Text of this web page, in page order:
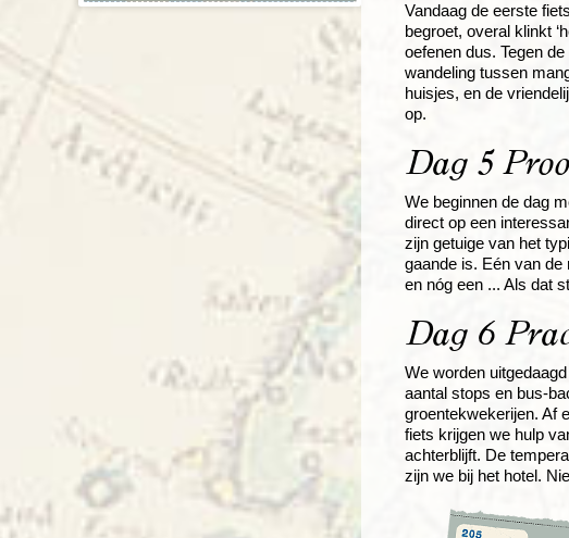
Vandaag de eerste
begroet, overal klinkt
oefenen dus. Tegen
wandeling tussen
huisjes, en de
op.
Dag 5
We beginnen de dag
direct op een
zijn getuige van het
gaande is. Eén van
en nóg een ... Als dat
Dag 6
We worden
aantal stops en bus-
groentekwekerijen. Af
fiets krijgen we hulp
achterblijft. De
zijn we bij het hotel.